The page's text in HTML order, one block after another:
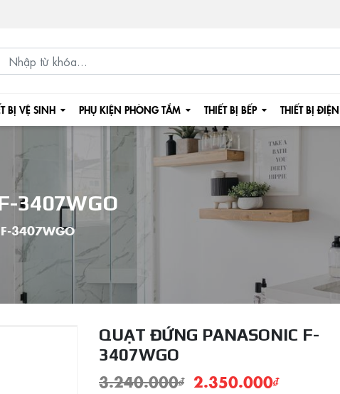
BỊ VỆ SINH PHỤ KIỆN PHÒNG TẮM THIẾT BỊ BẾP THIẾT BỊ ĐIỆN
3407WGO
3407WGO
QUẠT ĐỨNG PANASONIC F-
3407WGO
3.240.000₫ 2.350.000₫